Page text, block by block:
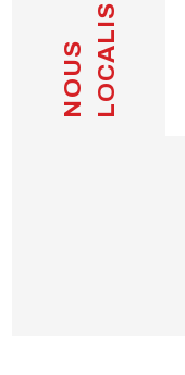
NOUS LOCALISER